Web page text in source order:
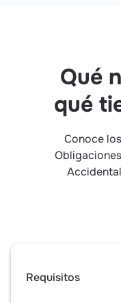
Qué
qué
Conoce
Requisitos